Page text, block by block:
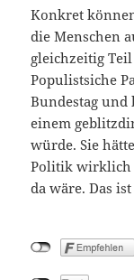
Konkret
die Menschen
gleichzeitig
Populistsiche
Bundestag
einem
würde. Sie
Politik wirklich
da wäre. Das